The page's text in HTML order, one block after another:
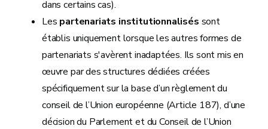
dans certains cas).
Les partenariats institutionnalisés sont
établis uniquement lorsque les autres formes de
partenariats s'avèrent inadaptées. Ils sont mis en
œuvre par des structures dédiées créées
spécifiquement sur la base d’un règlement du
conseil de l’Union européenne (Article 187), d’une
décision du Parlement et du Conseil de l’Union